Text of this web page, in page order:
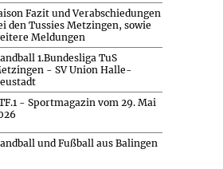
Fazit und Verabschiedungen
den Tussies Metzingen, sowie
Meldungen
1.Bundesliga TuS
- SV Union Halle-
- Sportmagazin vom 29. Mai
und Fußball aus Balingen